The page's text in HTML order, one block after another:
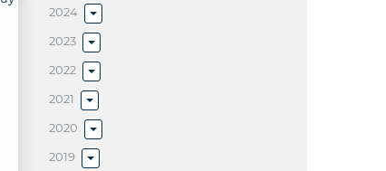
2024
2023
2022
2021
2020
2019